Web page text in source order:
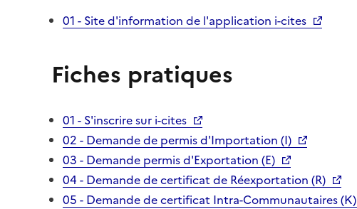
01 - Site d'information de l'application i-cites
Fiches pratiques
01 - S'inscrire sur i-cites
02 - Demande de permis d'Importation (I)
03 - Demande permis d'Exportation (E)
04 - Demande de certificat de Réexportation (R)
05 - Demande de certificat Intra-Communautaires (K)